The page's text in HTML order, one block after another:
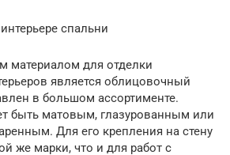
спальни
для отделки
является облицовочный
в большом ассортименте.
быть матовым, глазурованным или
Для его крепления на стену
же марки, что и для работ с